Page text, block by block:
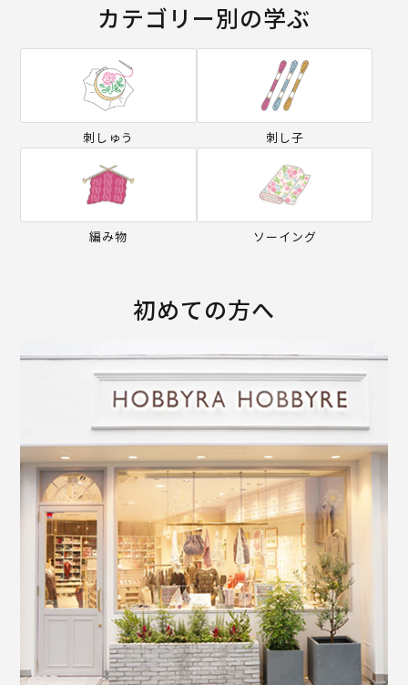
カテゴリー別の学ぶ
刺しゅう 刺し子
編み物 ソーイング
初めての方へ